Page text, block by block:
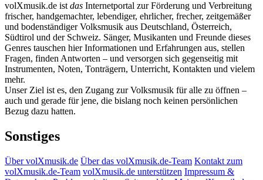
volXmusik.de ist das Internetportal zur Förderung und Verbreitung
frischer, handgemachter, lebendiger, ehrlicher, frecher, zeitgemäßer
und bodenständiger Volksmusik aus Deutschland, Österreich,
Südtirol und der Schweiz. Sänger, Musikanten und Freunde dieses
Genres tauschen hier Informationen und Erfahrungen aus, stellen
Fragen, finden Antworten – und versorgen sich gegenseitig mit
Instrumenten, Noten, Tonträgern, Unterricht, Kontakten und vielem
mehr.
Unser Ziel ist es, den Zugang zur Volksmusik für alle zu öffnen –
auch und gerade für jene, die bislang noch keinen persönlichen
Bezug dazu hatten.
Sonstiges
Über volXmusik.de Über das volXmusik.de-Team Kontakt zum
volXmusik.de-Team volXmusik.de unterstützen Impressum &